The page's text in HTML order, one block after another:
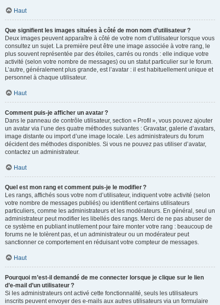
Haut
Que signifient les images situées à côté de mon nom d’utilisateur ?
Deux images peuvent apparaître à côté de votre nom d’utilisateur lorsque vous
consultez un sujet. La première peut être une image associée à votre rang, le
plus souvent représentée par des étoiles, carrés ou ronds : elle indique votre
activité (selon votre nombre de messages) ou un statut particulier sur le forum.
L’autre, généralement plus grande, est l’avatar : il est habituellement unique et
personnel à chaque utilisateur.
Haut
Comment puis-je afficher un avatar ?
Dans le panneau de contrôle utilisateur, section « Profil », vous pouvez ajouter
un avatar via l’une des quatre méthodes suivantes : Gravatar, galerie d’avatars,
image distante ou import d’une image locale. Les administrateurs du forum
décident des méthodes disponibles. Si vous ne pouvez pas utiliser d’avatar,
contactez un administrateur.
Haut
Quel est mon rang et comment puis-je le modifier ?
Les rangs, affichés sous votre nom d’utilisateur, indiquent votre activité (selon
votre nombre de messages publiés) ou identifient certains utilisateurs
particuliers, comme les administrateurs et les modérateurs. En général, seul un
administrateur peut modifier les libellés des rangs. Merci de ne pas abuser de
ce système en publiant inutilement pour faire monter votre rang : beaucoup de
forums ne le tolèrent pas, et un administrateur ou un modérateur peut
sanctionner ce comportement en réduisant votre compteur de messages.
Haut
Pourquoi m’est-il demandé de me connecter lorsque je clique sur le lien
d’e-mail d’un utilisateur ?
Si les administrateurs ont activé cette fonctionnalité, seuls les utilisateurs
inscrits peuvent envoyer des e-mails aux autres utilisateurs via un formulaire